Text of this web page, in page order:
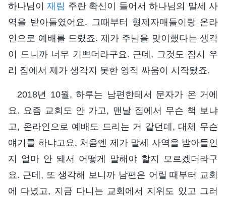
하나님이재림 주란 확신이 들어서 하나님의 말세 사
역을 받아들였어요. 그때부터 형제자매들이랑 온라
인으로 예배를 드렸죠. 제가 주님을 맞이했다는 생각
이 드니까 너무 기쁘더라구요. 근데, 그것도 잠시 우
리 집에서 제가 생각지 못한 영적 싸움이 시작됐죠.
2018년 10월, 하루는 남편한테서 문자가 온 거에
요. 요즘 교회도 안 가고, 맨날 집에서 무슨 책 보냐
고, 온라인으로 예배도 드리는 거 같던데, 대체 무슨
얘기를 하냐고요. 처음엔 제가 말세 사역을 받아들인
지 얼마 안 돼서 어떻게 말해야 할지 모르겠더라구
요. 근데, 또 생각해 보니까 남편은 어릴 때부터 교회
에 다녔고, 지금 다니는 교회에서 지위도 있고 그러